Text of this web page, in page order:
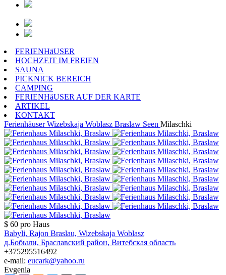
FERIENHäUSER
HOCHZEIT IM FREIEN
SAUNA
PICKNICK BEREICH
CAMPING
FERIENHäUSER AUF DER KARTE
ARTIKEL
KONTAKT
Ferienhäuser Wizebskaja Woblasz Braslaw Seen Milaschki
$ 60 pro Haus
Babyli, Rajon Braslau, Wizebskaja Woblasz
д.Бобыли, Браславский район, Витебская область
+375295516492
e-mail: eucark@yahoo.ru
Evgenia